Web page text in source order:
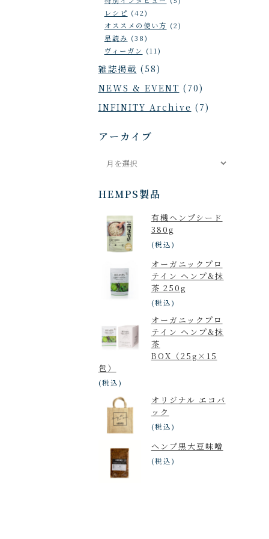
レシピ (42)
オススメの使い方 (2)
星読み (38)
ヴィーガン (11)
雑誌掲載 (58)
NEWS & EVENT (70)
INFINITY Archive (7)
アーカイブ
カ
HEMPS製品
有機ヘンプシード
380g
(税込)
オーガニックプロ
テイン ヘンプ&抹
茶 250g
(税込)
オーガニックプロ
テイン ヘンプ&抹
茶
BOX（25g×15
包）
(税込)
オリジナル エコバ
ック
(税込)
ヘンプ黒大豆味噌
(税込)